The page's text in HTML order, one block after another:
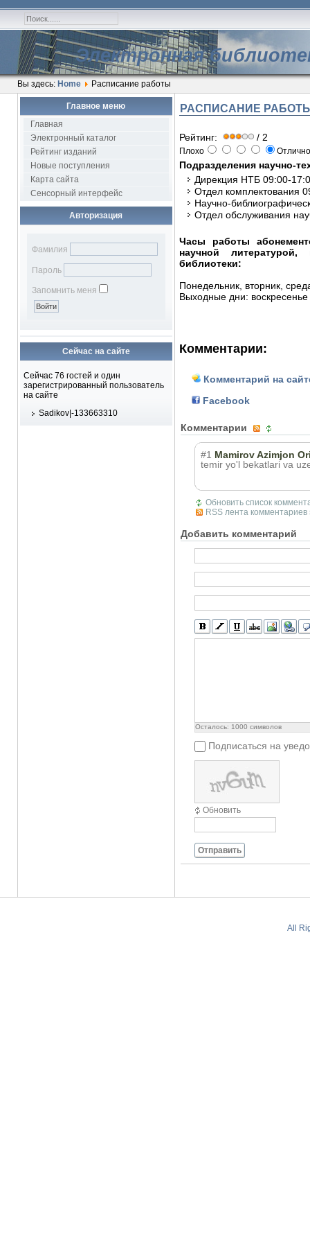
Электронная
Вы здесь: Home Расписание работы
Главное меню
Главная
Электронный каталог
Рейтинг изданий
Новые поступления
Карта сайта
Сенсорный интерфейс
Авторизация
Фамилия
Пароль
Запомнить меня
Сейчас на сайте
Сейчас 76 гостей и один
зарегистрированный пользователь
на сайте
Sadikov|-133663310
РАСПИСАНИЕ
Рейтинг: / 2
Плохо
Подразделения научно-
Дирекция НТБ 09:00-
Отдел комплектования
Научно-
Отдел обслуживания
Часы работы
научной литературой,
библиотеки:
Понедельник, вторник,
Выходные дни: воскресенье
Комментарии:
Комментарий на
Facebook
Комментарии
#1 Mamirov Azimjon
temir yo'l bekatlari va
Обновить список
RSS лента комментариев
Добавить комментарий
Осталось: 1000 символов
Подписаться на
Обновить
Отправить
All